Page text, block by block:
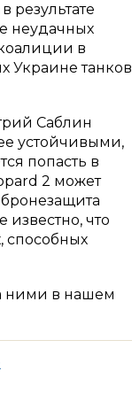
результате
неудачных
в
Украине танков
Саблин
устойчивыми,
попасть в
2 может
что
способных
ними в нашем